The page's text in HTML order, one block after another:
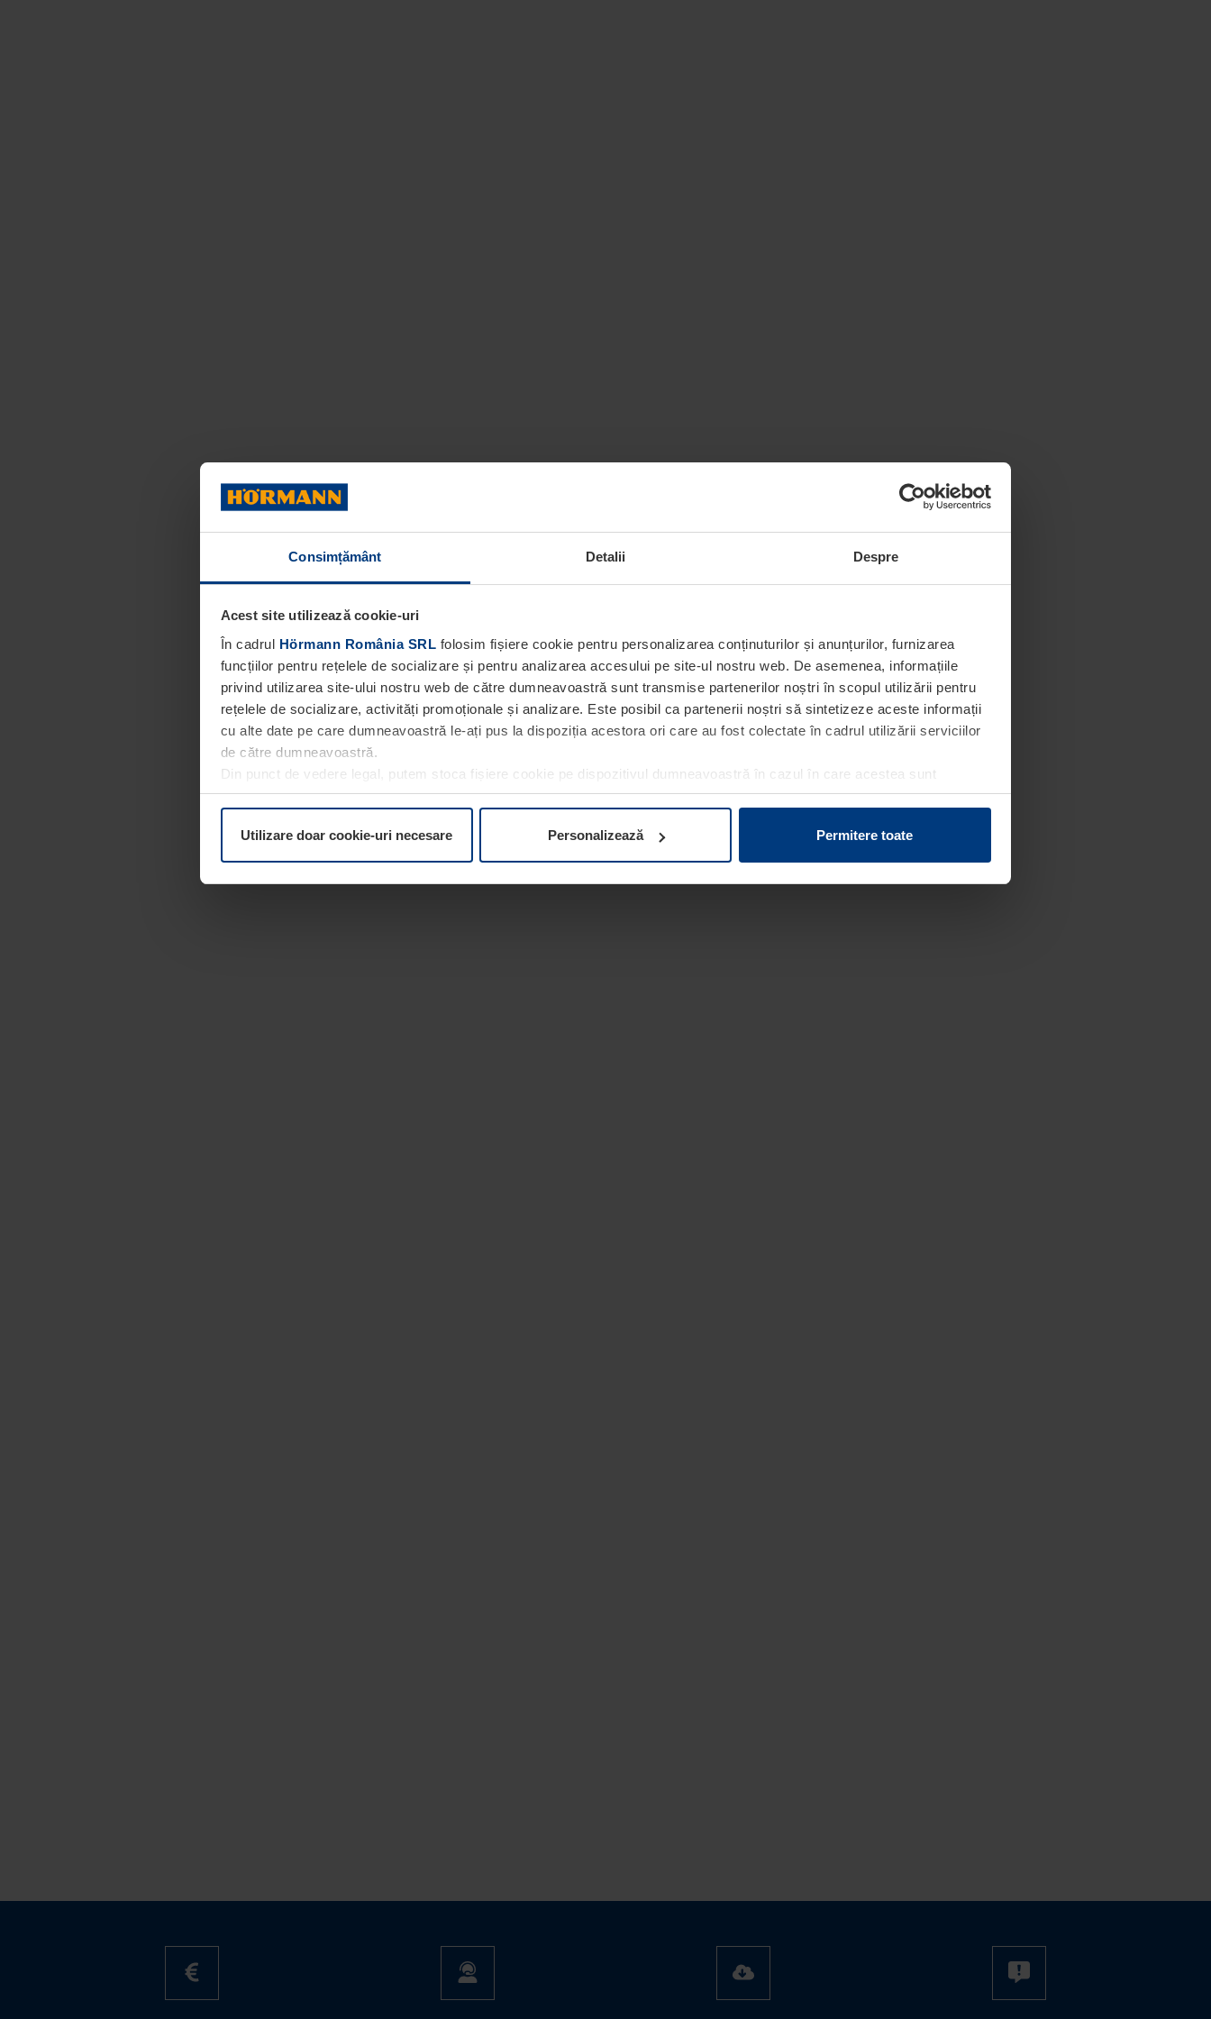
Consimțământ Detalii Despre
Acest site utilizează cookie-uri
În cadrul Hörmann România SRL folosim fișiere cookie pentru personalizarea conținuturilor și anunțurilor, furnizarea
funcțiilor pentru rețelele de socializare și pentru analizarea accesului pe site-ul nostru web. De asemenea, informațiile
privind utilizarea site-ului nostru web de către dumneavoastră sunt transmise partenerilor noștri în scopul utilizării pentru
rețelele de socializare, activități promoționale și analizare. Este posibil ca partenerii noștri să sintetizeze aceste informații
cu alte date pe care dumneavoastră le-ați pus la dispoziția acestora ori care au fost colectate în cadrul utilizării serviciilor
de către dumneavoastră.
Din punct de vedere legal, putem stoca fișiere cookie pe dispozitivul dumneavoastră în cazul în care acestea sunt
obligatorii pentru funcționarea acestei pagini. Pentru alte tipuri de fișiere cookie avem nevoie de permisiunea
paginaDeclarație cu privire la protecția datelor de pe site-ul nostru web.
Utilizare doar cookie-uri necesare Personalizează Permitere toate